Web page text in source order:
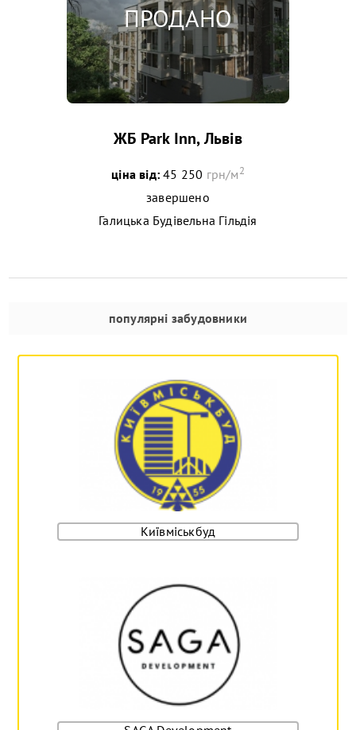
ЖБ Park Inn, Львів
ціна від: 45 250 грн/м2
завершено
Галицька Будівельна Гільдія
популярні забудовники
Київміськбуд